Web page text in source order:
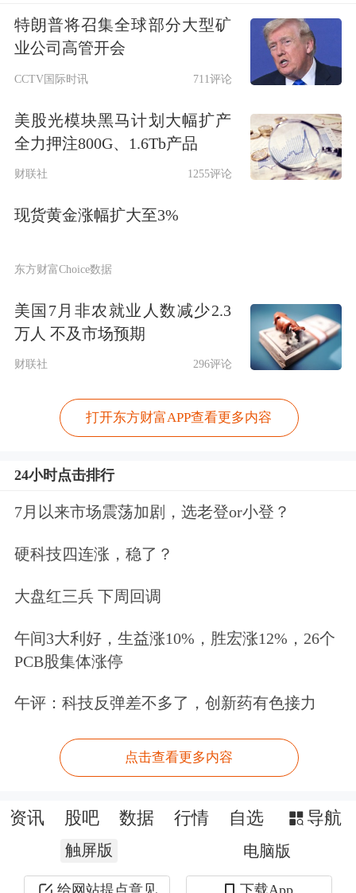
特朗普将召集全球部分大型矿
业公司高管开会
CCTV国际时讯 711评论
美股光模块黑马计划大幅扩产
全力押注800G、1.6Tb产品
财联社 1255评论
现货黄金涨幅扩大至3%
东方财富Choice数据
美国7月非农就业人数减少2.3
万人 不及市场预期
财联社 296评论
打开东方财富APP查看更多内容
24小时点击排行
7月以来市场震荡加剧，选老登or小登？
硬科技四连涨，稳了？
大盘红三兵 下周回调
午间3大利好，生益涨10%，胜宏涨12%，26个
PCB股集体涨停
午评：科技反弹差不多了，创新药有色接力
点击查看更多内容
资讯 股吧 数据 行情 自选 导航
触屏版 电脑版
给网站提点意见 下载App